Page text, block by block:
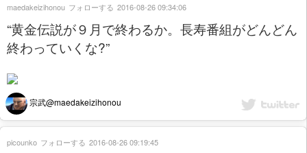
“黄金伝説が９月で終わるか。長寿番組がどんどん
終わっていくな?”
宗武@maedakeizihonou
maedakeizihonou フォローする 2016-08-26 09:34:06
picounko フォローする 2016-08-26 09:19:45